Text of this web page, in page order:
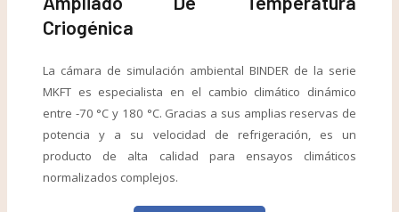
Criogénica
La cámara de simulación ambiental BINDER de la serie
MKFT es especialista en el cambio climático dinámico
entre -70 °C y 180 °C. Gracias a sus amplias reservas de
potencia y a su velocidad de refrigeración, es un
producto de alta calidad para ensayos climáticos
normalizados complejos.